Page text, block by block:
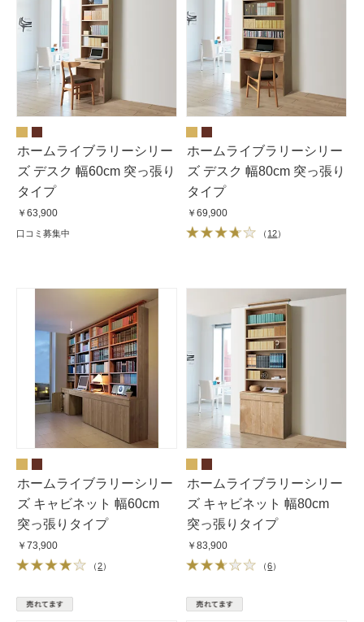
ホームライブラリーシリー
ズ デスク 幅60cm 突っ張り
タイプ
￥63,900
口コミ募集中
ホームライブラリーシリー
ズ デスク 幅80cm 突っ張り
タイプ
￥69,900
（ 12）
ホームライブラリーシリー
ズ キャビネット 幅60cm
突っ張りタイプ
￥73,900
（2）
ホームライブラリーシリー
ズ キャビネット 幅80cm
突っ張りタイプ
￥83,900
（6）